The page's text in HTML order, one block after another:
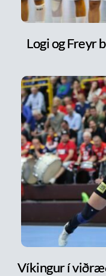
Logi og Freyr
Víkingur í